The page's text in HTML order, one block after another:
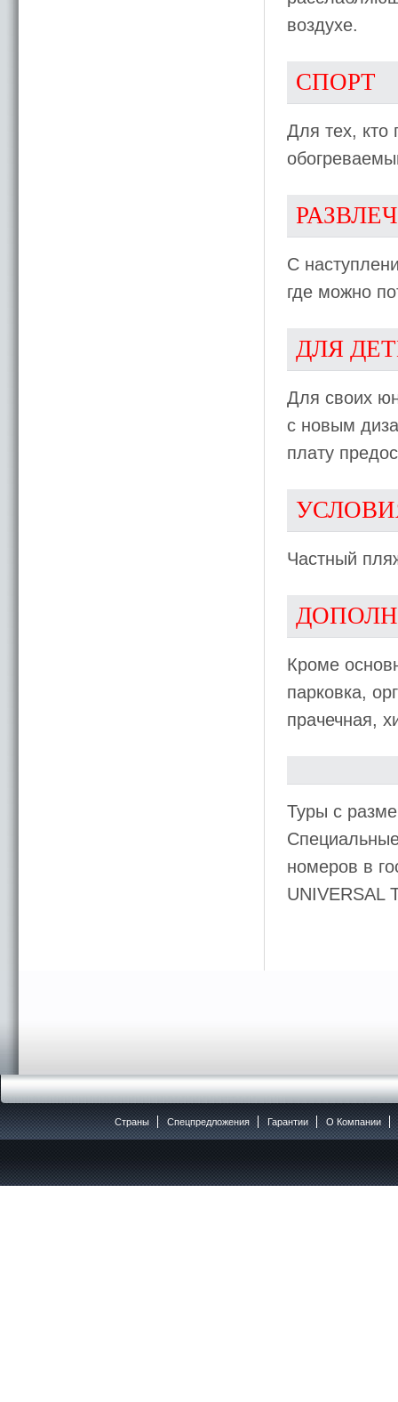
воздухе.
СПОРТ
Для тех, кто
С
где можно
ДЛЯ
Для своих
с новым
плату
Частный
Кроме
парковка,
прачечная,
Туры с
номеров в
UNIVERSAL
Страны Спецпредложения Гарантии O Компании